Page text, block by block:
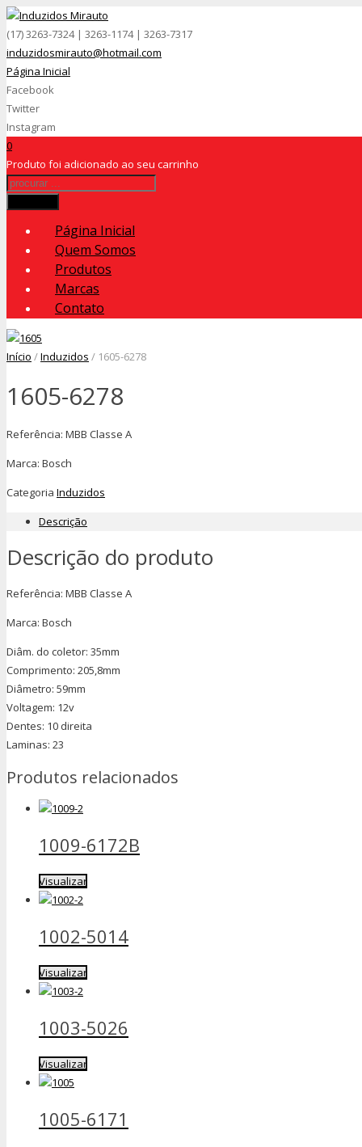
(17) 3263-7324 | 3263-1174 | 3263-7317
induzidosmirauto@hotmail.com
Página Inicial
Facebook
Twitter
Instagram
0
Produto foi adicionado ao seu carrinho
Página Inicial
Quem Somos
Produtos
Marcas
Contato
Início /Induzidos / 1605-6278
1605-6278
Referência: MBB Classe A
Marca: Bosch
Categoria Induzidos
Descrição
Descrição do produto
Referência: MBB Classe A
Marca: Bosch
Diâm. do coletor: 35mm
Comprimento: 205,8mm
Diâmetro: 59mm
Voltagem: 12v
Dentes: 10 direita
Laminas: 23
Produtos relacionados
1009-6172B
Visualizar
1002-5014
Visualizar
1003-5026
Visualizar
1005-6171